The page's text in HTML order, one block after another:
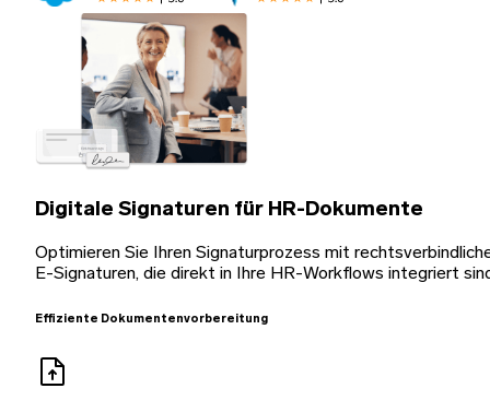
Digitale Signaturen für HR-Dokumente
Optimieren Sie Ihren Signaturprozess mit
E-Signaturen, die direkt in Ihre HR-Workflows integriert
Effiziente Dokumentenvorbereitung